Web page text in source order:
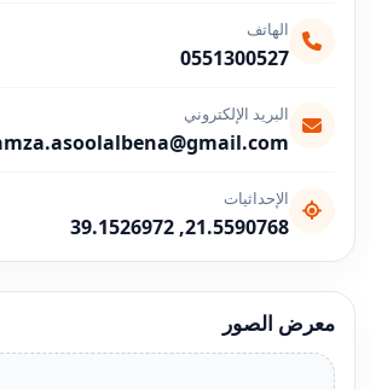
الهاتف
0551300527
البريد الإلكتروني
الإحداثيات
21.5590768, 39.1526972
معرض الصور